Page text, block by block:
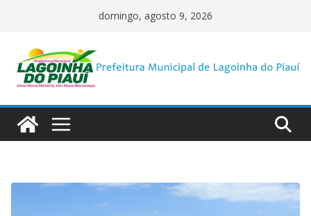
conteúdo
domingo, agosto 9, 2026